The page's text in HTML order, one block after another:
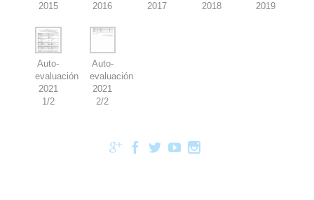
2015
2016
2017
2018
2019
Auto-
evaluación
2021
1/2
Auto-
evaluación
2021
2/2
    